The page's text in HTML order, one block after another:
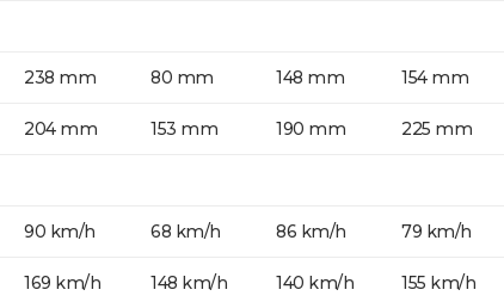
238 mm 80 mm 148 mm 154 mm
204 mm 153 mm 190 mm 225 mm
90 km/h 68 km/h 86 km/h 79 km/h
169 km/h 148 km/h 140 km/h 155 km/h